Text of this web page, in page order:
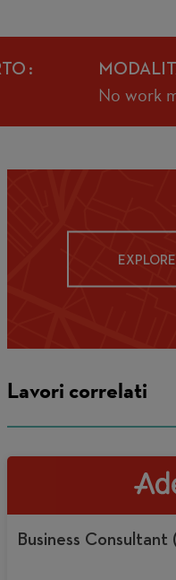
No work
Lavori correlati
Business Consultant